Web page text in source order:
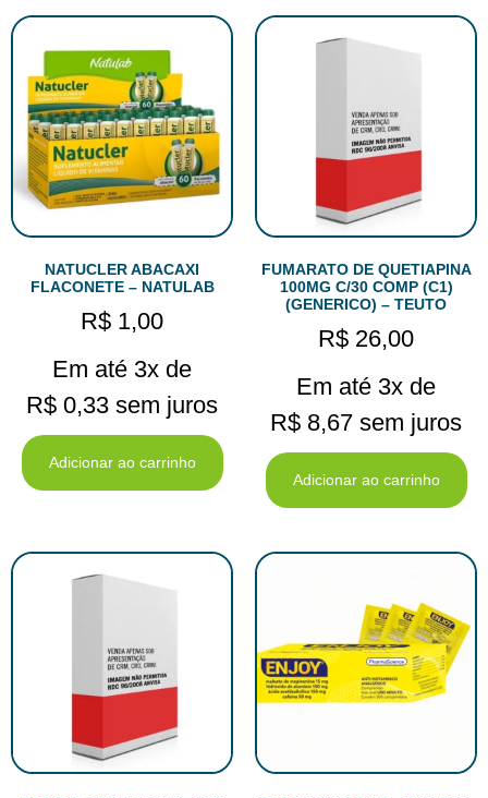
NATUCLER ABACAXI
FLACONETE – NATULAB
R$ 1,00
Em até 3x de
R$ 0,33 sem juros
Adicionar ao carrinho
FUMARATO DE QUETIAPINA
100MG C/30 COMP (C1)
(GENERICO) – TEUTO
R$ 26,00
Em até 3x de
R$ 8,67 sem juros
Adicionar ao carrinho